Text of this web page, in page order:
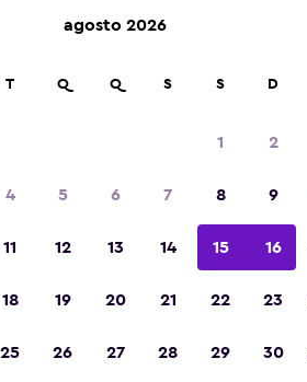
hotéis e alojamento.
agosto 2026
T Q Q S S D
1 2
4 5 6 7 8 9
11 12 13 14 15 16
18 19 20 21 22 23
25 26 27 28 29 30